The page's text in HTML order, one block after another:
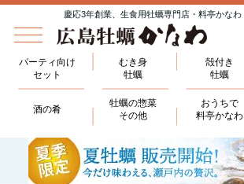
慶応3年創業、生食用牡蠣専門店・料亭かなわ
パーティ向け
セット
むき身
牡蠣
殻付き
牡蠣
酒の肴
牡蠣の惣菜
その他
おうちで
料亭かなわ